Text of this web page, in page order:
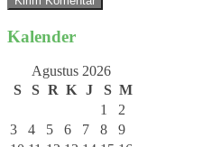
Kalender
Agustus 2026
S
S R K J S M
1
2
3
4 5 6 7 8
9